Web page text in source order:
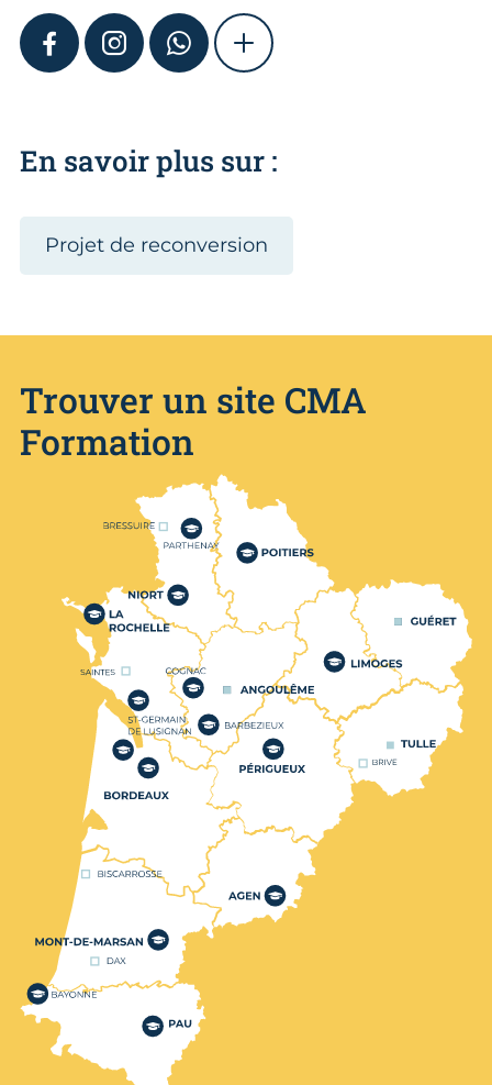
FACEBOOKINSTAGRAMWHATSAPPSHOW MORE
En savoir plus sur :
Projet de reconversion
Trouver un site CMA
Formation
Nos centres de formation